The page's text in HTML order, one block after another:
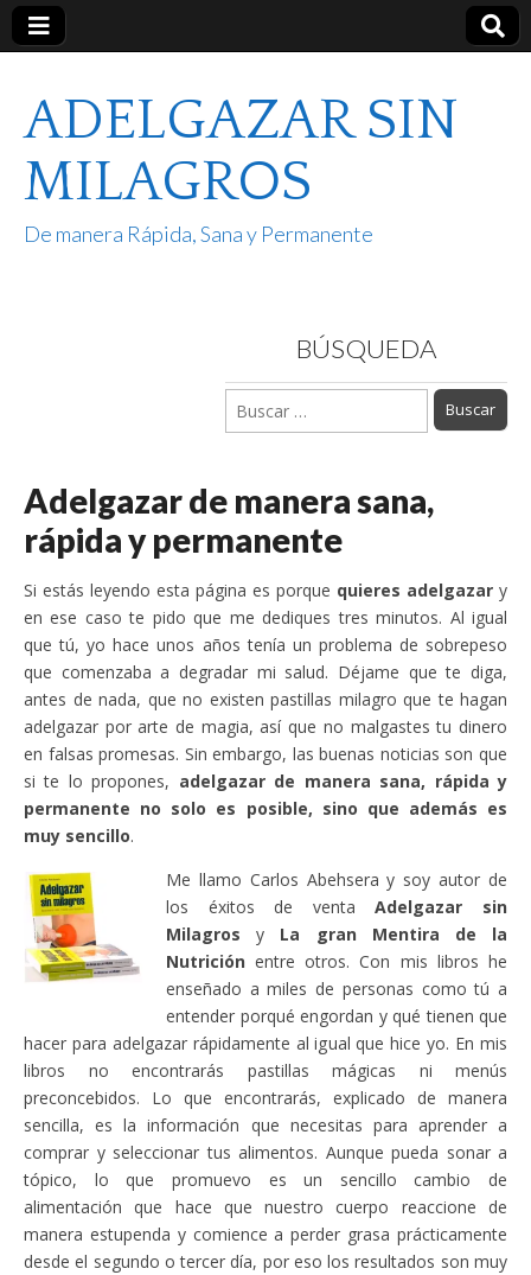
ADELGAZAR SIN
MILAGROS
De manera Rápida, Sana y Permanente
BÚSQUEDA
Buscar:
Adelgazar de manera sana,
rápida y permanente
Si estás leyendo esta página es porque quieres adelgazar y
en ese caso te pido que me dediques tres minutos. Al igual
que tú, yo hace unos años tenía un problema de sobrepeso
que comenzaba a degradar mi salud. Déjame que te diga,
antes de nada, que no existen pastillas milagro que te hagan
adelgazar por arte de magia, así que no malgastes tu dinero
en falsas promesas. Sin embargo, las buenas noticias son que
si te lo propones, adelgazar de manera sana, rápida y
permanente no solo es posible, sino que además es
muy sencillo.
Me llamo Carlos Abehsera y soy autor de
los éxitos de ventaAdelgazar sin
Milagros y La gran Mentira de la
Nutrición entre otros. Con mis libros he
enseñado a miles de personas como tú a
entender porqué engordan y qué tienen que
hacer para adelgazar rápidamente al igual que hice yo. En mis
libros no encontrarás pastillas mágicas ni menús
preconcebidos. Lo que encontrarás, explicado de manera
sencilla, es la información que necesitas para aprender a
comprar y seleccionar tus alimentos. Aunque pueda sonar a
tópico, lo que promuevo es un sencillo cambio de
alimentación que hace que nuestro cuerpo reaccione de
manera estupenda y comience a perder grasa prácticamente
desde el segundo o tercer día, por eso los resultados son muy